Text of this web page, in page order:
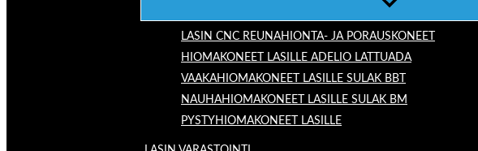
LASIN CNC REUNAHIONTA- JA PORAUSKONEET
HIOMAKONEET LASILLE ADELIO LATTUADA
VAAKAHIOMAKONEET LASILLE SULAK BBT
NAUHAHIOMAKONEET LASILLE SULAK BM
PYSTYHIOMAKONEET LASILLE